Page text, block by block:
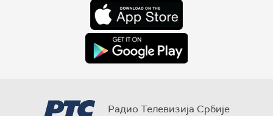
Радио Телевизија Србије